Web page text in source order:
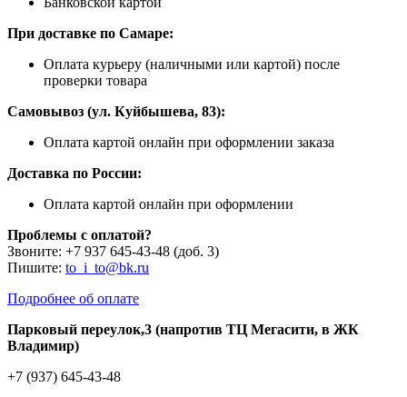
При доставке по Самаре:
Оплата курьеру (наличными или картой) после
проверки товара
Самовывоз (ул. Куйбышева, 83):
Оплата картой онлайн при оформлении заказа
Доставка по России:
Оплата картой онлайн при оформлении
Проблемы с оплатой?
Звоните: +7 937 645-43-48 (доб. 3)
Пишите: to_i_to@bk.ru
Подробнее об оплате
Парковый переулок,3 (напротив ТЦ Мегасити, в ЖК
Владимир)
+7 (937) 645-43-48